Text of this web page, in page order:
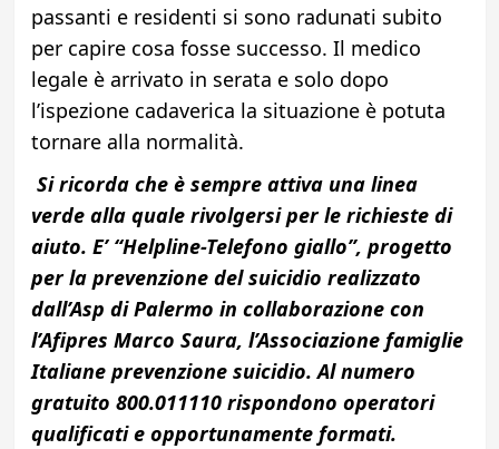
passanti e residenti si sono radunati subito
per capire cosa fosse successo. Il medico
legale è arrivato in serata e solo dopo
l’ispezione cadaverica la situazione è potuta
tornare alla normalità.
Si ricorda che è sempre attiva una linea
verde alla quale rivolgersi per le richieste di
aiuto. E’ “Helpline-Telefono giallo”, progetto
per la prevenzione del suicidio realizzato
dall’Asp di Palermo in collaborazione con
l’Afipres Marco Saura, l’Associazione famiglie
Italiane prevenzione suicidio. Al numero
gratuito 800.011110 rispondono operatori
qualificati e opportunamente formati.